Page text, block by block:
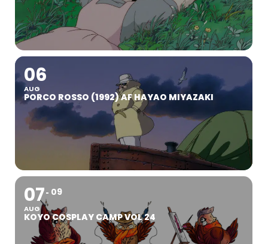
06
AUG
PORCO ROSSO (1992) AF HAYAO MIYAZAKI
07
AUG
09
KOYO COSPLAY CAMP VOL 24